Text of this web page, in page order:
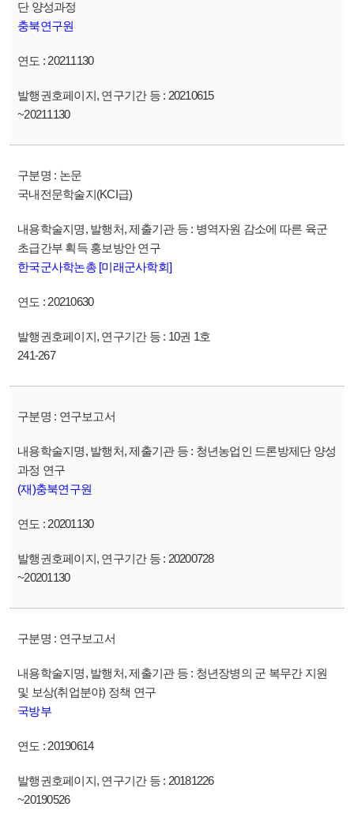
단 양성과정
충북연구원
20211130
20210615
~20211130
논문
국내전문학술지(KCI급)
병역자원 감소에 따른 육군
초급간부 획득 홍보방안 연구
한국군사학논총 [미래군사학회]
20210630
10권 1호
241-267
연구보고서
청년농업인 드론방제단 양성
과정 연구
(재)충북연구원
20201130
20200728
~20201130
연구보고서
청년장병의 군 복무간 지원
및 보상(취업분야) 정책 연구
국방부
20190614
20181226
~20190526